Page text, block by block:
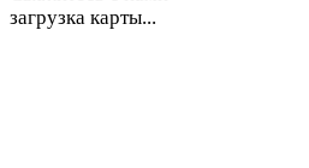
загрузка карты...